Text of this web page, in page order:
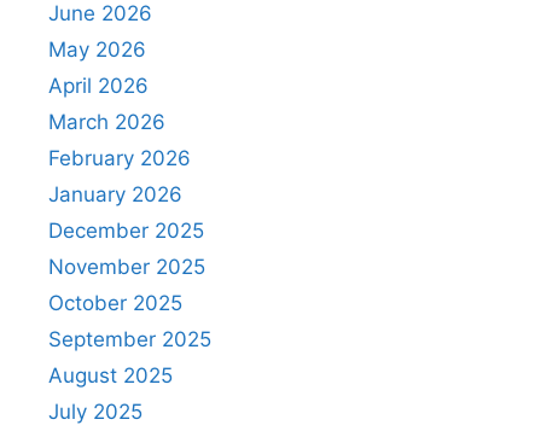
June 2026
May 2026
April 2026
March 2026
February 2026
January 2026
December 2025
November 2025
October 2025
September 2025
August 2025
July 2025